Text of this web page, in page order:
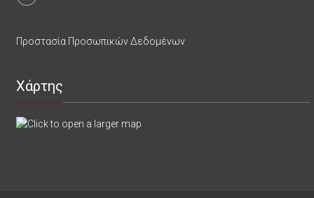
Προστασία Προσωπικών Δεδομένων
Χάρτης